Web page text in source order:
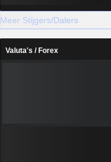
Meer Stijgers/Dalers
Valuta's / Forex